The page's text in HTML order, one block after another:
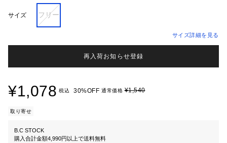
サイズ フリー
サイズ詳細を見る
再入荷お知らせ登録
¥1,078 税込 30%OFF 通常価格¥1,540
取り寄せ
B.C STOCK
購入合計金額4,990円以上で送料無料